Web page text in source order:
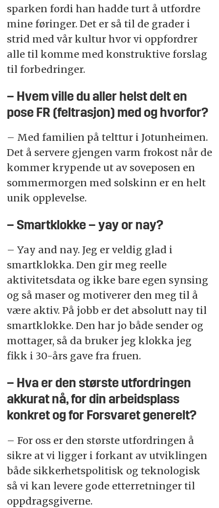
sparken fordi han hadde turt å utfordre
mine føringer. Det er så til de grader i
strid med vår kultur hvor vi oppfordrer
alle til komme med konstruktive forslag
til forbedringer.
– Hvem ville du aller helst delt en
pose FR (feltrasjon) med og hvorfor?
– Med familien på telttur i Jotunheimen.
Det å servere gjengen varm frokost når de
kommer krypende ut av soveposen en
sommermorgen med solskinn er en helt
unik opplevelse.
– Smartklokke – yay or nay?
– Yay and nay. Jeg er veldig glad i
smartklokka. Den gir meg reelle
aktivitetsdata og ikke bare egen synsing
og så maser og motiverer den meg til å
være aktiv. På jobb er det absolutt nay til
smartklokke. Den har jo både sender og
mottager, så da bruker jeg klokka jeg
fikk i 30-års gave fra fruen.
– Hva er den største utfordringen
akkurat nå, for din arbeidsplass
konkret og for Forsvaret generelt?
– For oss er den største utfordringen å
sikre at vi ligger i forkant av utviklingen
både sikkerhetspolitisk og teknologisk
så vi kan levere gode etterretninger til
oppdragsgiverne.